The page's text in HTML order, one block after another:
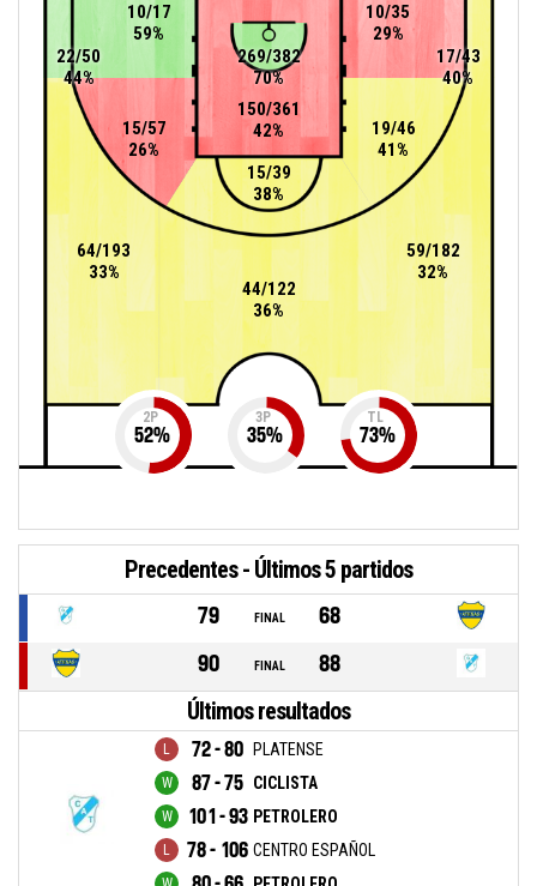
15/39
38%
15/57
26%
10/17
59%
19/46
41%
10/35
29%
150/361
42%
269/382
70%
44/122
36%
64/193
33%
22/50
44%
59/182
32%
17/43
40%
2P
52%
3P
35%
TL
73%
Precedentes - Últimos 5 partidos
79 FINAL
68
90
FINAL 88
Últimos resultados
72 - 80 PLATENSE
87 - 75 CICLISTA
101 - 93 PETROLERO
78 - 106 CENTRO ESPAÑOL